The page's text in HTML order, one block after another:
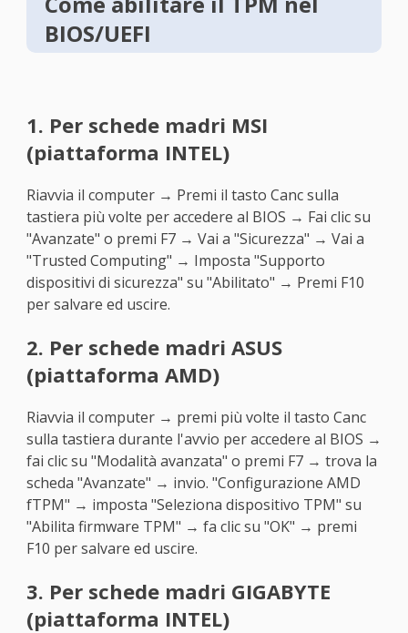
BIOS/UEFI
1. Per schede madri MSI
(piattaforma INTEL)
Riavvia il computer → Premi il tasto Canc sulla
tastiera più volte per accedere al BIOS → Fai clic su
"Avanzate" o premi F7 → Vai a "Sicurezza" → Vai a
"Trusted Computing" → Imposta "Supporto
dispositivi di sicurezza" su "Abilitato" → Premi F10
per salvare ed uscire.
2. Per schede madri ASUS
(piattaforma AMD)
Riavvia il computer → premi più volte il tasto Canc
sulla tastiera durante l'avvio per accedere al BIOS →
fai clic su "Modalità avanzata" o premi F7 → trova la
scheda "Avanzate" → invio. "Configurazione AMD
fTPM" → imposta "Seleziona dispositivo TPM" su
"Abilita firmware TPM" → fa clic su "OK" → premi
F10 per salvare ed uscire.
3. Per schede madri GIGABYTE
(piattaforma INTEL)